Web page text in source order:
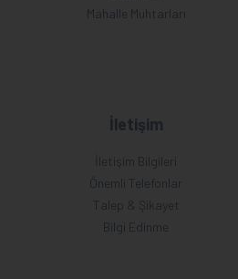
Mahalle Muhtarları
İletişim
İletişim Bilgileri
Önemli Telefonlar
Talep & Şikayet
Bilgi Edinme